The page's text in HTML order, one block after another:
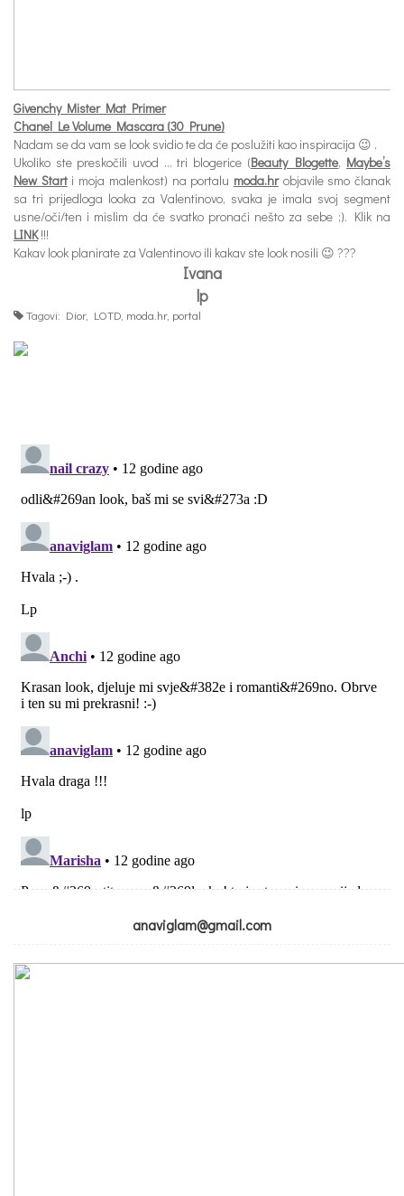
Givenchy Mister Mat Primer
Chanel Le Volume Mascara (30 Prune)
Nadam se da vam se look svidio te da će poslužiti kao inspiracija 😉 .
Ukoliko ste preskočili uvod … tri blogerice (Beauty Blogette, Maybe’s
New Starti moja malenkost) na portalu moda.hrobjavile smo članak
sa tri prijedloga looka za Valentinovo, svaka je imala svoj segment
usne/oči/ten i mislim da će svatko pronaći nešto za sebe ;). Klik na
LINK!!!
Kakav look planirate za Valentinovo ili kakav ste look nosili 😉 ???
Ivana
lp
Tagovi: Dior, LOTD moda.hr, portal
anaviglam@gmail.com